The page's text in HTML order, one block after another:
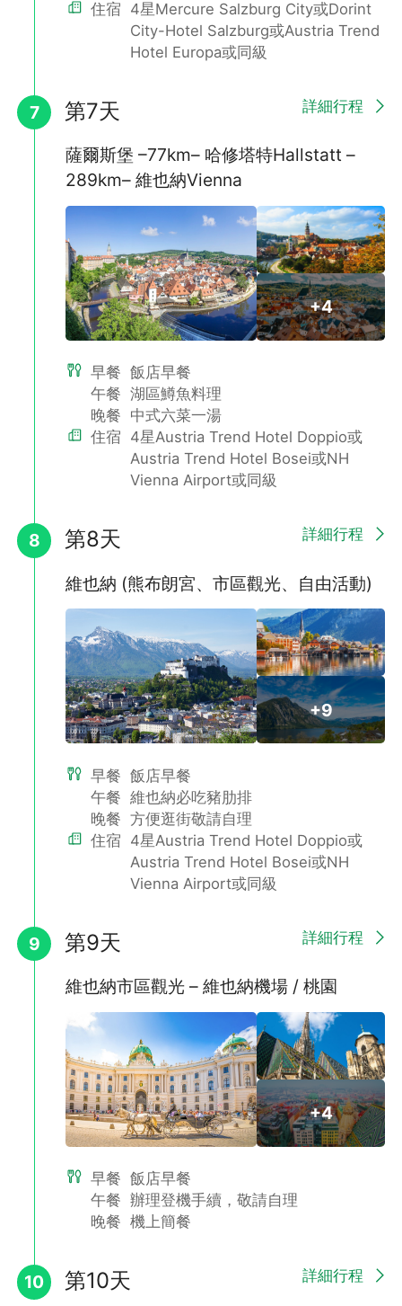
住宿 4星Mercure Salzburg City或Dorint
City-Hotel Salzburg或Austria Trend
Hotel Europa或同級
7 第7天 詳細行程
薩爾斯堡 –77km– 哈修塔特Hallstatt –
289km– 維也納Vienna
+4
早餐 飯店早餐
午餐 湖區鱒魚料理
晚餐 中式六菜一湯
住宿 4星Austria Trend Hotel Doppio或
Austria Trend Hotel Bosei或NH
Vienna Airport或同級
8 第8天 詳細行程
維也納 (熊布朗宮、市區觀光、自由活動)
+9
早餐 飯店早餐
午餐 維也納必吃豬肋排
晚餐 方便逛街敬請自理
住宿 4星Austria Trend Hotel Doppio或
Austria Trend Hotel Bosei或NH
Vienna Airport或同級
9 第9天 詳細行程
維也納市區觀光 – 維也納機場 / 桃園
+4
早餐 飯店早餐
午餐 辦理登機手續，敬請自理
晚餐 機上簡餐
10 第10天 詳細行程